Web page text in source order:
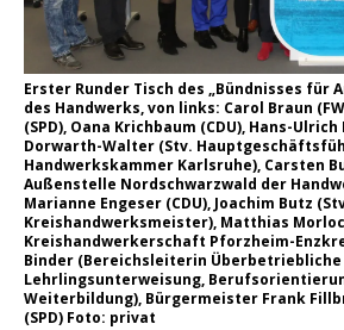
Erster Runder Tisch des „Bündnisses für
des Handwerks, von links: Carol Braun
(SPD), Oana Krichbaum (CDU), Hans-
Dorwarth-Walter (Stv.
Handwerkskammer Karlsruhe), Carsten
Außenstelle Nordschwarzwald der
Marianne Engeser (CDU), Joachim Butz
Kreishandwerksmeister), Matthias
Kreishandwerkerschaft Pforzheim-
Binder (Bereichsleiterin Überbetriebliche
Lehrlingsunterweisung,
Weiterbildung), Bürgermeister Frank
(SPD) Foto: privat